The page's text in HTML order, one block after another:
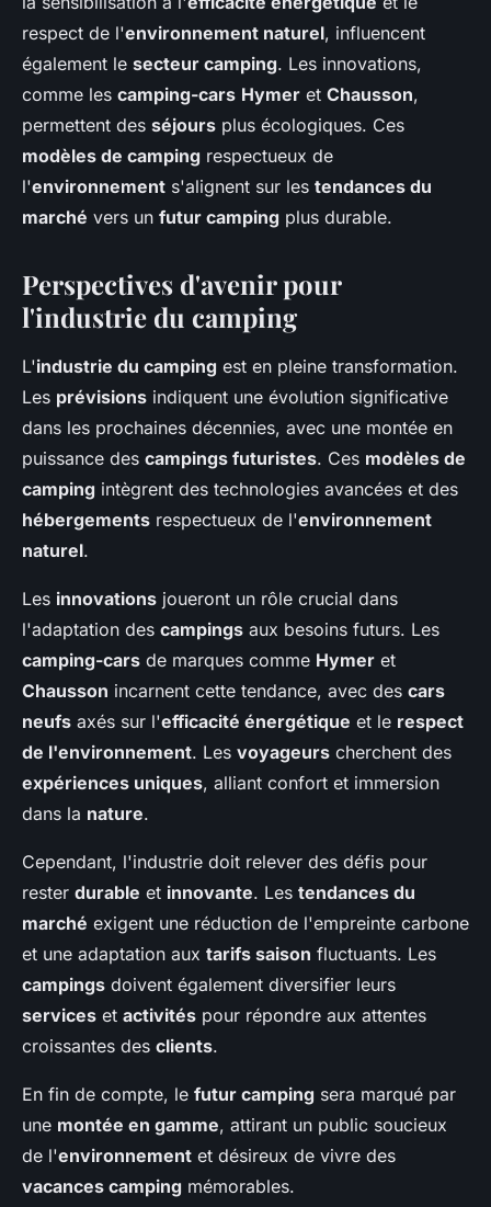
respect de l'environnement naturel, influencent
également le secteur camping. Les innovations,
comme les camping-cars Hymer et Chausson,
permettent des séjours plus écologiques. Ces
modèles de camping respectueux de
l'environnement s'alignent sur les tendances du
marché vers un futur camping plus durable.
Perspectives d'avenir pour
l'industrie du camping
L'industrie du camping est en pleine transformation.
Les prévisions indiquent une évolution significative
dans les prochaines décennies, avec une montée en
puissance des campings futuristes. Ces modèles de
camping intègrent des technologies avancées et des
hébergements respectueux de l'environnement
naturel.
Les innovations joueront un rôle crucial dans
l'adaptation des campings aux besoins futurs. Les
camping-cars de marques comme Hymer et
Chausson incarnent cette tendance, avec des cars
neufs axés sur l'efficacité énergétique et le respect
de l'environnement. Les voyageurs cherchent des
expériences uniques, alliant confort et immersion
dans la nature.
Cependant, l'industrie doit relever des défis pour
rester durable et innovante. Les tendances du
marché exigent une réduction de l'empreinte carbone
et une adaptation aux tarifs saison fluctuants. Les
campings doivent également diversifier leurs
services et activités pour répondre aux attentes
croissantes des clients.
En fin de compte, le futur camping sera marqué par
une montée en gamme, attirant un public soucieux
de l'environnement et désireux de vivre des
vacances camping mémorables.